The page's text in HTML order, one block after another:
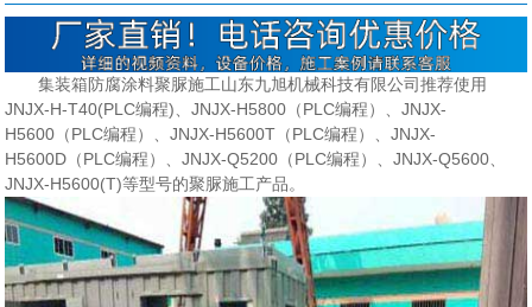
集装箱防腐涂料聚脲施工山东九旭机械科技有限公司推荐使用
JNJX-H-T40(PLC编程)、JNJX-H5800（PLC编程）、JNJX-
H5600（PLC编程）、JNJX-H5600T（PLC编程）、JNJX-
H5600D（PLC编程）、JNJX-Q5200（PLC编程）、JNJX-Q5600、
JNJX-H5600(T)等型号的聚脲施工产品。